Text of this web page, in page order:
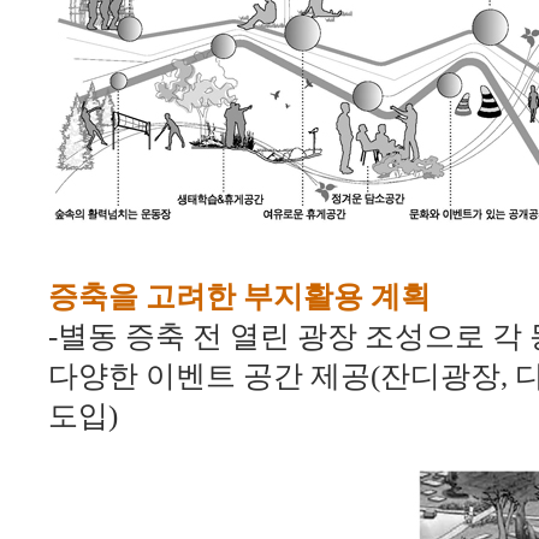
증축을 고려한 부지활용 계획
-별동 증축 전 열린 광장 조성으로 각
다양한 이벤트 공간 제공(잔디광장,
도입)